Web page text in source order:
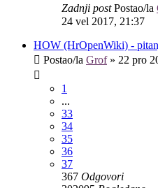
Zadnji postPostao/la
24 vel 2017, 21:37
HOW (HrOpenWiki) -
Postao/la Grof» 22 pro
1
...
33
34
35
36
37
367 Odgovori